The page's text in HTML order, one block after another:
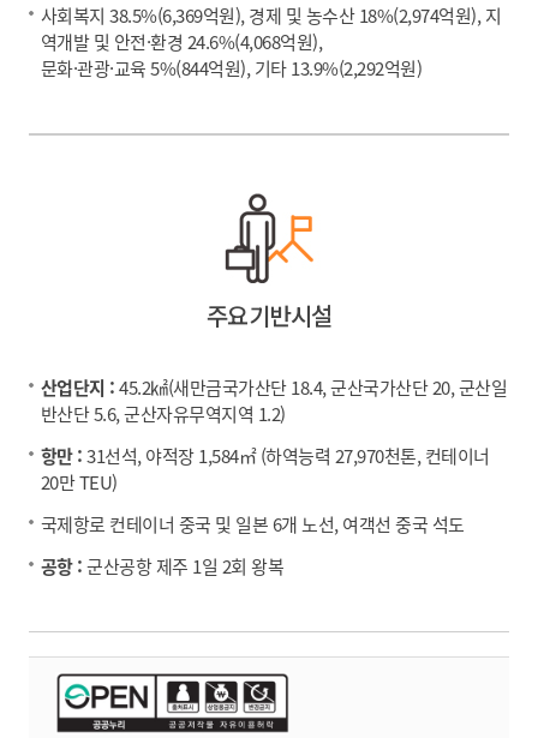
사회복지 38.5%(6,369억원), 경제 및 농수산 18%(2,974억원), 지
역개발 및 안전·환경 24.6%(4,068억원),
문화·관광·교육 5%(844억원), 기타 13.9%(2,292억원)
주요기반시설
산업단지 :45.2㎢(새만금국가산단 18.4, 군산국가산단 20, 군산일
반산단 5.6, 군산자유무역지역 1.2)
항만 :31선석, 야적장 1,584㎡ (하역능력 27,970천톤, 컨테이너
20만 TEU)
국제항로 컨테이너 중국 및 일본 6개 노선, 여객선 중국 석도
공항 :군산공항 제주 1일 2회 왕복